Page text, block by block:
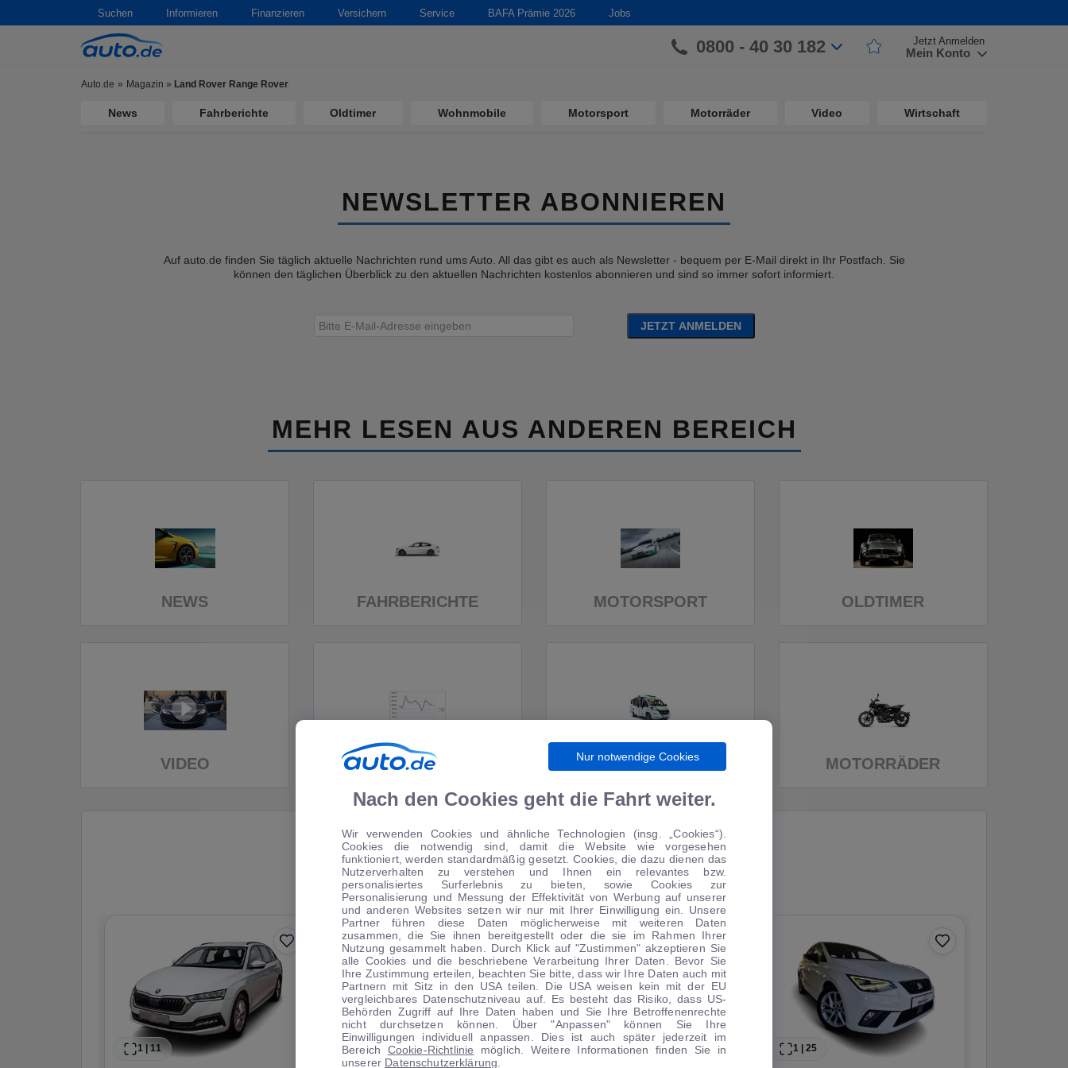
Suchen Informieren Finanzieren Versichern Service BAFA Prämie 2026 Jobs
0800 - 40 30 182 Jetzt Anmelden
Mein Konto
Auto.de Magazin » Land Rover Range Rover
News Fahrberichte Oldtimer Wohnmobile Motorsport Motorräder Video Wirtschaft
NEWSLETTER ABONNIEREN
Auf auto.de finden Sie täglich aktuelle Nachrichten rund ums Auto. All das gibt es auch als Newsletter - bequem per E-Mail direkt in Ihr Postfach. Sie
können den täglichen Überblick zu den aktuellen Nachrichten kostenlos abonnieren und sind so immer sofort informiert.
JETZT ANMELDEN
MEHR LESEN AUS ANDEREN BEREICH
NEWS FAHRBERICHTE MOTORSPORT OLDTIMER
VIDEO WIRTSCHAFT WOHNMOBILE MOTORRÄDER
TIPPS VOM AUTOMARKT
1 11 1|17 1 |13 1 25
Nur notwendige Cookies
Nach den Cookies geht die Fahrt weiter.
Wir verwenden Cookies und ähnliche Technologien (insg. „Cookies“).
Cookies die notwendig sind, damit die Website wie vorgesehen
funktioniert, werden standardmäßig gesetzt. Cookies, die dazu dienen das
Nutzerverhalten zu verstehen und Ihnen ein relevantes bzw.
personalisiertes Surferlebnis zu bieten, sowie Cookies zur
Personalisierung und Messung der Effektivität von Werbung auf unserer
und anderen Websites setzen wir nur mit Ihrer Einwilligung ein. Unsere
Partner führen diese Daten möglicherweise mit weiteren Daten
zusammen, die Sie ihnen bereitgestellt oder die sie im Rahmen Ihrer
Nutzung gesammelt haben. Durch Klick auf "Zustimmen" akzeptieren Sie
alle Cookies und die beschriebene Verarbeitung Ihrer Daten. Bevor Sie
Ihre Zustimmung erteilen, beachten Sie bitte, dass wir Ihre Daten auch mit
Partnern mit Sitz in den USA teilen. Die USA weisen kein mit der EU
vergleichbares Datenschutzniveau auf. Es besteht das Risiko, dass US-
Behörden Zugriff auf Ihre Daten haben und Sie Ihre Betroffenenrechte
nicht durchsetzen können. Über "Anpassen" können Sie Ihre
Einwilligungen individuell anpassen. Dies ist auch später jederzeit im
Bereich Cookie-Richtlinie möglich. Weitere Informationen finden Sie in
unserer Datenschutzerklärung